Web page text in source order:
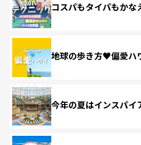
コスパもタイパもかな
地球の歩き方♥偏愛ハ
今年の夏はインスパイ